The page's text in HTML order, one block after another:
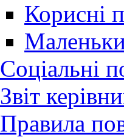
Корисні
Соціальні
Звіт
Правила